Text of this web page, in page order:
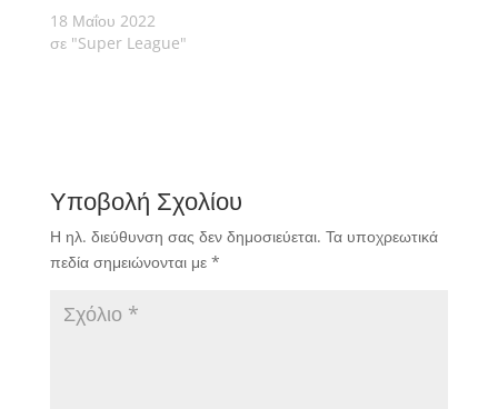
18 Μαΐου 2022
σε "Super League"
Υποβολή Σχολίου
Η ηλ. διεύθυνση σας δεν δημοσιεύεται. Τα υποχρεωτικά
πεδία σημειώνονται με *